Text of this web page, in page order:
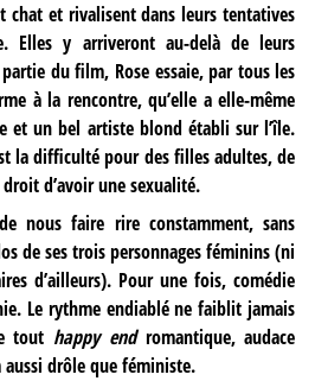
chat et rivalisent dans leurs tentatives
Elles y arriveront au-delà de leurs
du film, Rose essaie, par tous les
à la rencontre, qu’elle a elle-même
et un bel artiste blond établi sur l’île.
la difficulté pour des filles adultes, de
d’avoir une sexualité.
nous faire rire constamment, sans
de ses trois personnages féminins (ni
d’ailleurs). Pour une fois, comédie
Le rythme endiablé ne faiblit jamais
tout happy endromantique, audace
drôle que féministe.